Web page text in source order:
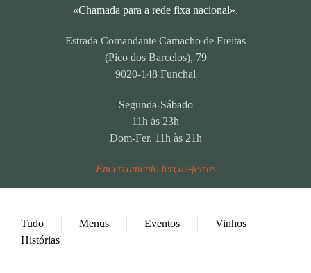
«Chamada para a rede fixa nacional».
Estrada Comandante Camacho de Freitas
(Pico dos Barcelos), 79
9020-148 Funchal
Segunda-Sábado
11h às 23h
Dom-Fer. 11h às 21h
Encerramento terças-feiras
Tudo Menus Eventos
Vinhos
Histórias